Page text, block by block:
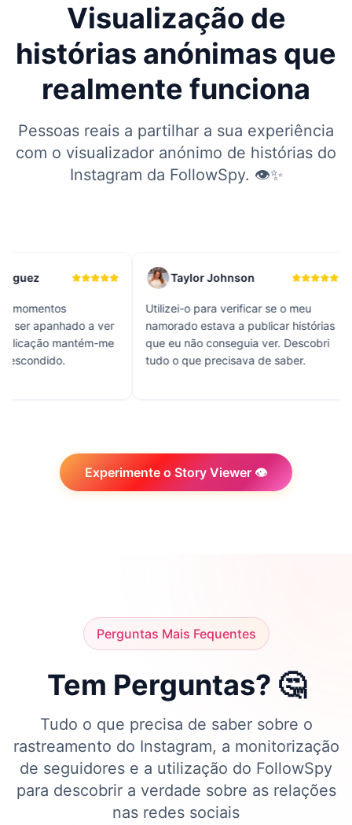
Visualização de
histórias anónimas que
realmente funciona
Pessoas reais a partilhar a sua experiência
com o visualizador anónimo de histórias do
Instagram da FollowSpy. 👁️✨
Taylor Johnson
Utilizei-o para verificar se o meu
namorado estava a publicar histórias
que eu não conseguia ver. Descobri
tudo o que precisava de saber.
Amanda
O melhor
anónimas que já
Funciona
aparece na lista
Experimente o Story Viewer 👁️
Perguntas Mais Fequentes
Tem Perguntas? 🤔
Tudo o que precisa de saber sobre o
rastreamento do Instagram, a monitorização
de seguidores e a utilização do FollowSpy
para descobrir a verdade sobre as relações
nas redes sociais